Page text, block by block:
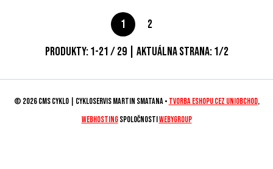
1
2
Produkty:1-21/29| Aktuálna strana:1/2
© 2026 CMS CYKLO | Cykloservis Martin Smatana • tvorba eshopu cez UNIobchod,
webhostingspoločnosti WEBYGROUP